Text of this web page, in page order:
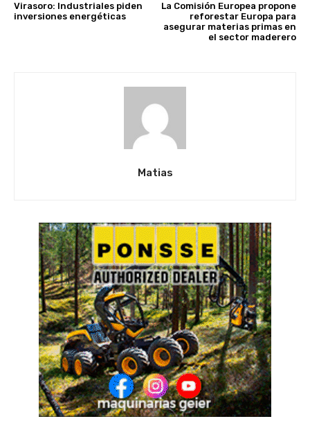
Virasoro: Industriales piden
inversiones energéticas
La Comisión Europea propone
reforestar Europa para
asegurar materias primas en
el sector maderero
Matias